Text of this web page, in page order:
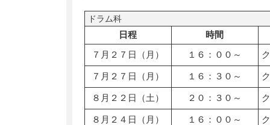
ドラム科
日程
時間
７月２７日（月）
１６：００～
７月２７日（月） １６：３０～
８月２２日（土） ２０：３０～
８月２４日（月） １６：００～